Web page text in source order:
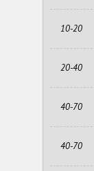
10-20
20-40
40-70
40-70